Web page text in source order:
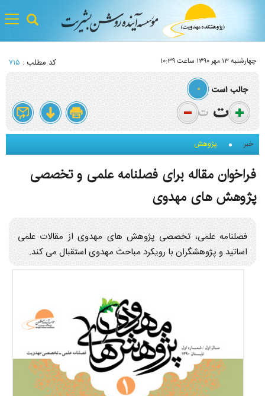
چهارشنبه ۱۳ مهر ۱۳۹۰ ساعت ۱۰:۳۹ کد مطلب : ۷۱۵
۰
خبر پژوهش
فراخوان مقاله برای فصلنامه علمی و تخصصی
پژوهش های مهدوی
فصلنامه علمی، تخصصی پژوهش های مهدوی از مقالات علمی
اساتید و پژوهشگران با رویکرد مباحث مهدوی استقبال می کند.